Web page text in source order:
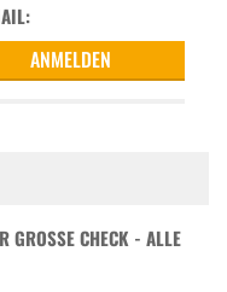
CHECK - ALLE D